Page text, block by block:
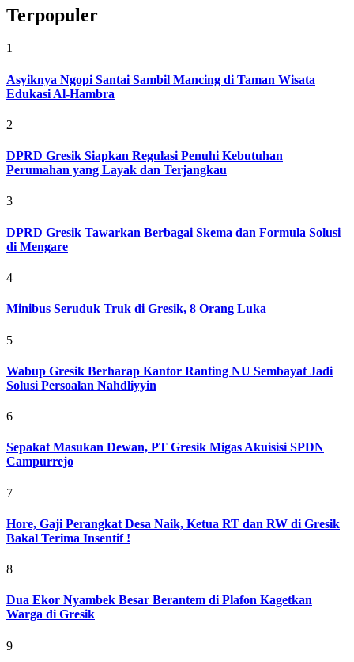
Terpopuler
1
Asyiknya Ngopi Santai Sambil Mancing di Taman Wisata
Edukasi Al-Hambra
2
DPRD Gresik Siapkan Regulasi Penuhi Kebutuhan
Perumahan yang Layak dan Terjangkau
3
DPRD Gresik Tawarkan Berbagai Skema dan Formula Solusi
di Mengare
4
Minibus Seruduk Truk di Gresik, 8 Orang Luka
5
Wabup Gresik Berharap Kantor Ranting NU Sembayat Jadi
Solusi Persoalan Nahdliyyin
6
Sepakat Masukan Dewan, PT Gresik Migas Akuisisi SPDN
Campurrejo
7
Hore, Gaji Perangkat Desa Naik, Ketua RT dan RW di Gresik
Bakal Terima Insentif !
8
Dua Ekor Nyambek Besar Berantem di Plafon Kagetkan
Warga di Gresik
9